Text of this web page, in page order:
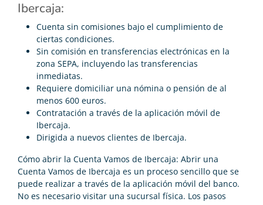
Ibercaja:
Cuenta sin comisiones bajo el cumplimiento de
ciertas condiciones.
Sin comisión en transferencias electrónicas en la
zona SEPA, incluyendo las transferencias
inmediatas.
Requiere domiciliar una nómina o pensión de al
menos 600 euros.
Contratación a través de la aplicación móvil de
Ibercaja.
Dirigida a nuevos clientes de Ibercaja.
Cómo abrir la Cuenta Vamos de Ibercaja: Abrir una
Cuenta Vamos de Ibercaja es un proceso sencillo que se
puede realizar a través de la aplicación móvil del banco.
No es necesario visitar una sucursal física. Los pasos